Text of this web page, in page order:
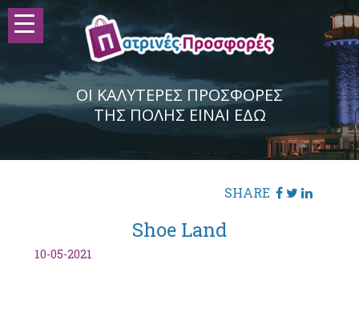
ΟΙ ΚΑΛΥΤΕΡΕΣ ΠΡΟΣΦΟΡΕΣ
ΤΗΣ ΠΟΛΗΣ ΕΙΝΑΙ ΕΔΩ
SHARE
Shoe Land
10-05-2021